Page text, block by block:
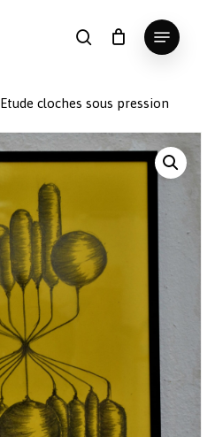
search
Menu
Fermer
le
Etude cloches sous pression
Close